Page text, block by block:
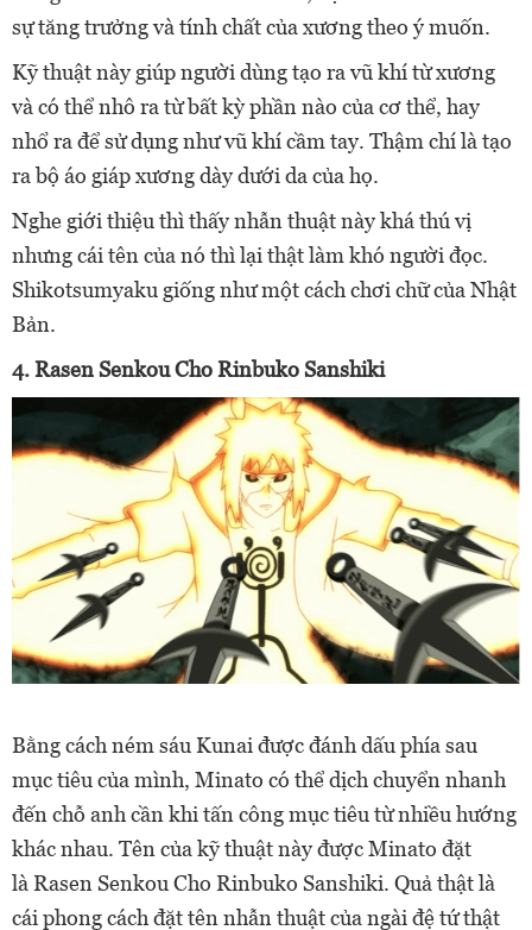
sự tăng trưởng và tính chất của xương theo ý muốn.
Kỹ thuật này giúp người dùng tạo ra vũ khí từ xương
và có thể nhô ra từ bất kỳ phần nào của cơ thể, hay
nhổ ra để sử dụng như vũ khí cầm tay. Thậm chí là tạo
ra bộ áo giáp xương dày dưới da của họ.
Nghe giới thiệu thì thấy nhẫn thuật này khá thú vị
nhưng cái tên của nó thì lại thật làm khó người đọc.
Shikotsumyaku giống như một cách chơi chữ của Nhật
Bản.
4. Rasen Senkou Cho Rinbuko Sanshiki
Bằng cách ném sáu Kunai được đánh dấu phía sau
mục tiêu của mình, Minato có thể dịch chuyển nhanh
đến chỗ anh cần khi tấn công mục tiêu từ nhiều hướng
khác nhau. Tên của kỹ thuật này được Minato đặt
là Rasen Senkou Cho Rinbuko Sanshiki. Quả thật là
cái phong cách đặt tên nhẫn thuật của ngài đệ tứ thật